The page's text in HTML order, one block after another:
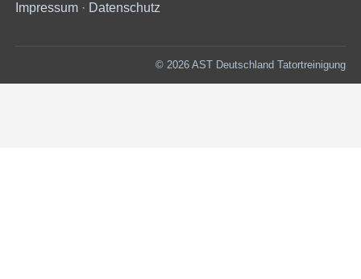
Impressum · Datenschutz
© 2026 AST Deutschland Tatortreinigung